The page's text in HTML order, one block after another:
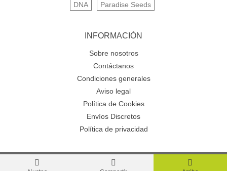
DNA
Paradise Seeds
INFORMACIÓN
Sobre nosotros
Contáctanos
Condiciones generales
Aviso legal
Política de Cookies
Envíos Discretos
Política de privacidad
© 2024 Shaman Tenerife™. All Rights Reserved